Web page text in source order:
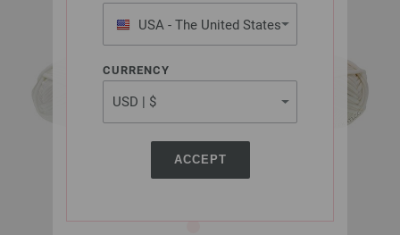
USA - The United States
of America
CURRENCY
ACCEPT